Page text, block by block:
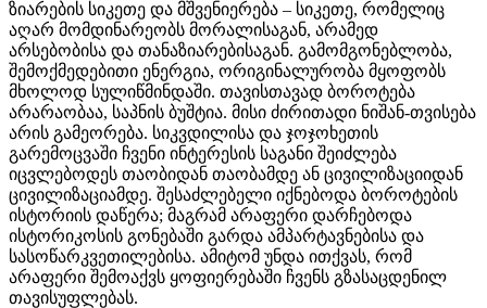
ზიარების სიკეთე და მშვენიერება – სიკეთე, რომელიც
აღარ მომდინარეობს მორალისაგან, არამედ
არსებობისა და თანაზიარებისაგან. გამომგონებლობა,
შემოქმედებითი ენერგია, ორიგინალურობა მყოფობს
მხოლოდ სულიწმინდაში. თავისთავად ბოროტება
არარაობაა, საპნის ბუშტია. მისი ძირითადი ნიშან-თვისება
არის გამეორება. სიკვდილისა და ჯოჯოხეთის
გარემოცვაში ჩვენი ინტერესის საგანი შეიძლება
იცვლებოდეს თაობიდან თაობამდე ან ცივილიზაციიდან
ცივილიზაციამდე. შესაძლებელი იქნებოდა ბოროტების
ისტორიის დაწერა; მაგრამ არაფერი დარჩებოდა
ისტორიკოსის გონებაში გარდა ამპარტავნებისა და
სასოწარკვეთილებისა. ამიტომ უნდა ითქვას, რომ
არაფერი შემოაქვს ყოფიერებაში ჩვენს გზასაცდენილ
თავისუფლებას.